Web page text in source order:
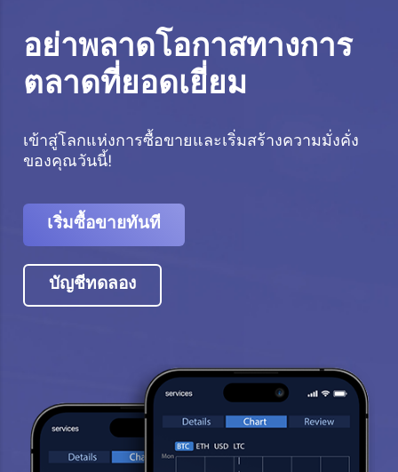
อย่าพลาดโอกาสทางการ
ตลาดที่ยอดเยี่ยม
เข้าสู่โลกแห่งการซื้อขายและเริ่มสร้างความมั่งคั่ง
ของคุณวันนี้!
เริ่มซื้อขายทันที
บัญชีทดลอง